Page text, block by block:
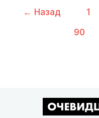
великорусский
← Назад 1
90